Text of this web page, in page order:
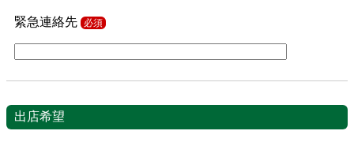
緊急連絡先 必須
出店希望